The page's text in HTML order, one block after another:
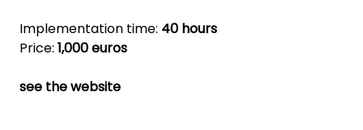
Implementation time: 40 hours
Price: 1,000 euros
see the website